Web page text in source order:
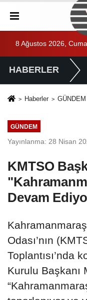
8 Ağustos 2026,
HABERLER
Haberler GÜNDEM
GÜNDEM
Yayınlanma: 28 Nisan
KMTSO
Devam
Odası’nın
Toplantısı’nda
Kurulu Başkanı